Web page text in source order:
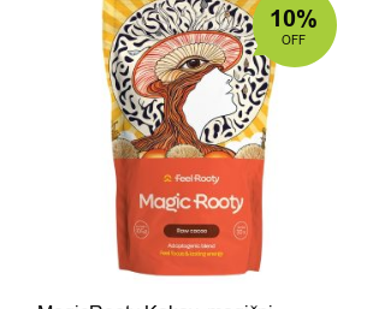
OFF
10%